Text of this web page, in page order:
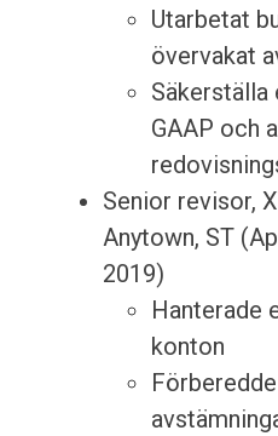
Utarbetat
övervakat
Säkerställa
GAAP och
Senior revisor,
Anytown, ST
2019)
Hanterade
konton